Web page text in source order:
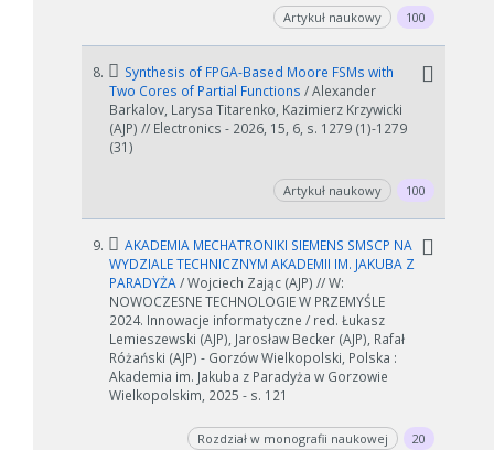
Artykuł naukowy 100
8.
Synthesis of FPGA-Based Moore FSMs with
Two Cores of Partial Functions / Alexander
Barkalov, Larysa Titarenko, Kazimierz Krzywicki
(AJP) // Electronics - 2026, 15, 6, s. 1279 (1)-1279
(31)
Artykuł naukowy 100
9.
AKADEMIA MECHATRONIKI SIEMENS SMSCP NA
WYDZIALE TECHNICZNYM AKADEMII IM. JAKUBA Z
PARADYŻA/ Wojciech Zając (AJP) // W:
NOWOCZESNE TECHNOLOGIE W PRZEMYŚLE
2024. Innowacje informatyczne / red. Łukasz
Lemieszewski (AJP), Jarosław Becker (AJP), Rafał
Różański (AJP) - Gorzów Wielkopolski, Polska :
Akademia im. Jakuba z Paradyża w Gorzowie
Wielkopolskim, 2025 - s. 121
Rozdział w monografii naukowej 20